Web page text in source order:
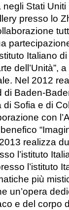
Stati
presso lo
Italiano
dell’Unità”,
Nel 2012
di Baden-
Sofia e di
con
realizza
l’istituto
l’istituto
più
un’opera
e del corpo